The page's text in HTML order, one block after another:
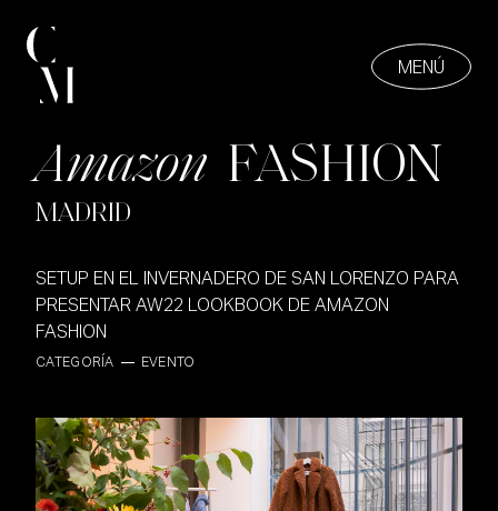
MENÚ
PROYECTOS
Amazon FASHION
MADRID
SETUP EN EL INVERNADERO DE SAN LORENZO PARA
PRESENTAR AW22 LOOKBOOK DE AMAZON
FASHION
CATEGORÍA EVENTO